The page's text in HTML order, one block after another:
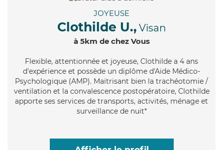
JOYEUSE
Clothilde U., Visan
à 5km de chez Vous
Flexible, attentionnée et joyeuse, Clothilde a 4 ans
d'expérience et possède un diplôme d'Aide Médico-
Psychologique (AMP). Maitrisant bien la trachéotomie /
ventilation et la convalescence postopératoire, Clothilde
apporte ses services de transports, activités, ménage et
surveillance de nuit*